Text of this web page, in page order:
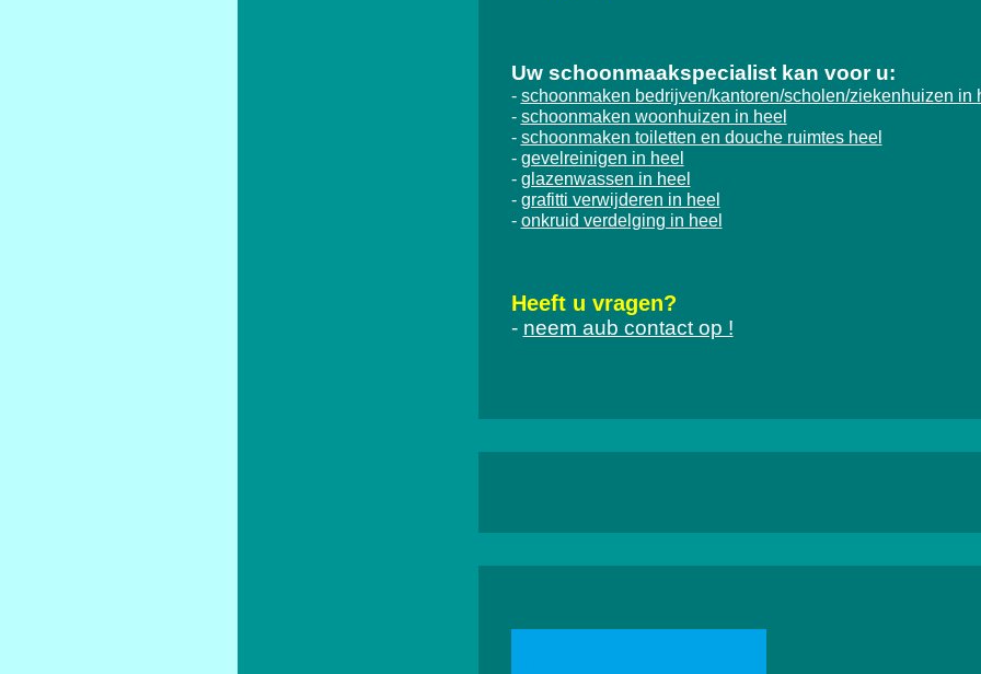
Uw schoonmaakspecialist kan voor u:
- schoonmaken bedrijven/kantoren/scholen/ziekenhuizen in
- schoonmaken woonhuizen in heel
- schoonmaken toiletten en douche ruimtes heel
- gevelreinigen in heel
- glazenwassen in heel
- grafitti verwijderen in heel
- onkruid verdelging in heel
Heeft u vragen?
- neem aub contact op !